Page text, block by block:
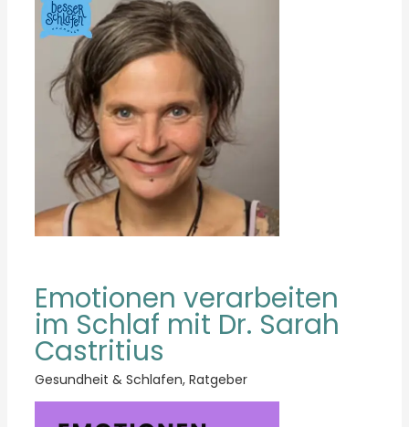
Emotionen verarbeiten
im Schlaf mit Dr. Sarah
Castritius
Gesundheit & Schlafen, Ratgeber